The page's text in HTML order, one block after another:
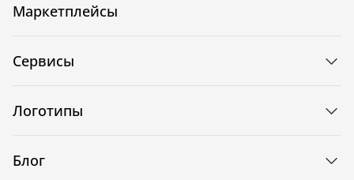
Маркетплейсы
Сервисы
Логотипы
Блог